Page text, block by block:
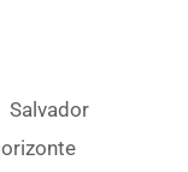
Salvador